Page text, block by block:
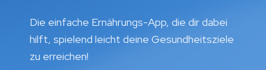
Die einfache Ernährungs-App, die dir dabei
hilft, spielend leicht deine Gesundheitsziele
zu erreichen!